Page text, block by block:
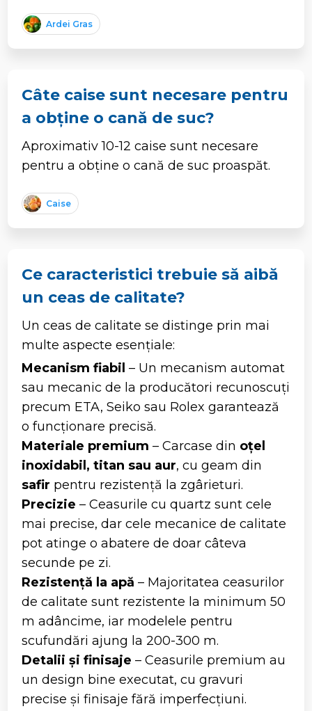
Ardei Gras
Câte caise sunt necesare pentru
a obține o cană de suc?
Aproximativ 10-12 caise sunt necesare
pentru a obține o cană de suc proaspăt.
Caise
Ce caracteristici trebuie să aibă
un ceas de calitate?
Un ceas de calitate se distinge prin mai
multe aspecte esențiale:
Mecanism fiabil – Un mecanism automat
sau mecanic de la producători recunoscuți
precum ETA, Seiko sau Rolex garantează
o funcționare precisă.
Materiale premium – Carcase din oțel
inoxidabil, titan sau aur, cu geam din
safir pentru rezistență la zgârieturi.
Precizie – Ceasurile cu quartz sunt cele
mai precise, dar cele mecanice de calitate
pot atinge o abatere de doar câteva
secunde pe zi.
Rezistență la apă – Majoritatea ceasurilor
de calitate sunt rezistente la minimum 50
m adâncime, iar modelele pentru
scufundări ajung la 200-300 m.
Detalii și finisaje – Ceasurile premium au
un design bine executat, cu gravuri
precise și finisaje fără imperfecțiuni.